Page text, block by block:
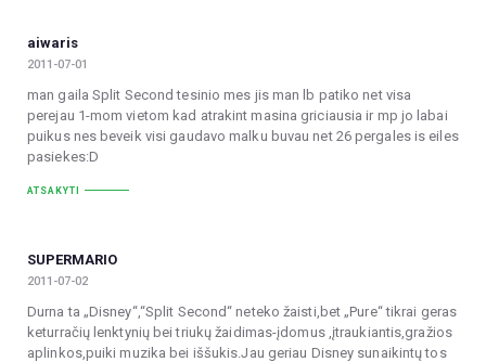
aiwaris
2011-07-01
man gaila Split Second tesinio mes jis man lb patiko net visa
perejau 1-mom vietom kad atrakint masina griciausia ir mp jo labai
puikus nes beveik visi gaudavo malku buvau net 26 pergales is eiles
pasiekes:D
ATSAKYTI
SUPERMARIO
2011-07-02
Durna ta „Disney“,“Split Second“ neteko žaisti,bet „Pure“ tikrai geras
keturračių lenktynių bei triukų žaidimas-įdomus ,įtraukiantis,gražios
aplinkos,puiki muzika bei iššukis.Jau geriau Disney sunaikintų tos